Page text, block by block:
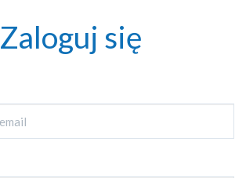
Zaloguj się